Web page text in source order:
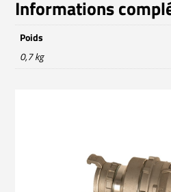
Informations
Poids
0,7 kg